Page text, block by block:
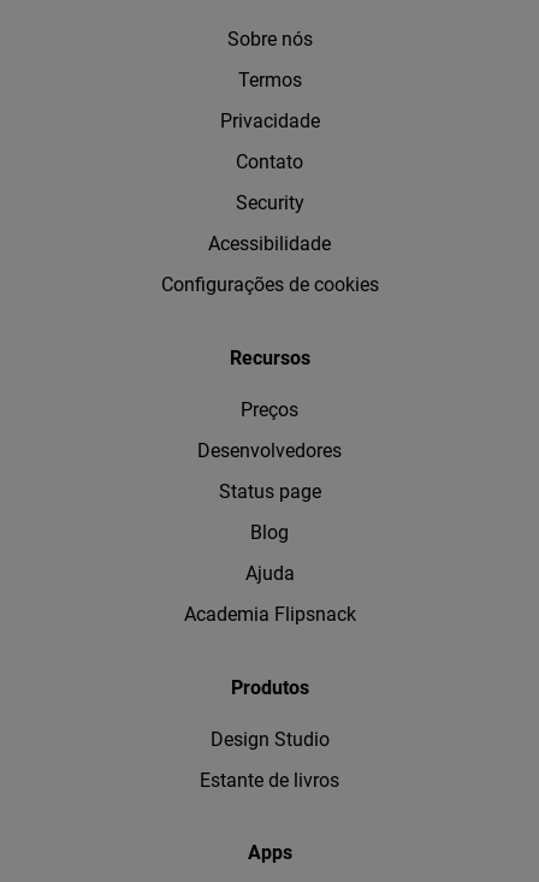
Sobre nós
Termos
Privacidade
Contato
Security
Acessibilidade
Configurações de cookies
Recursos
Preços
Desenvolvedores
Status page
Blog
Ajuda
Academia Flipsnack
Produtos
Design Studio
Estante de livros
Apps